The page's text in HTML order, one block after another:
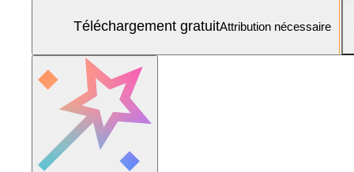
Téléchargement gratuitAttribution nécessaire